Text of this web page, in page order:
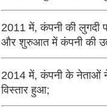
2011 में, कंपनी की लुगदी
और शुरुआत में कंपनी की
2014 में, कंपनी के नेताओं ने
विस्तार हुआ;